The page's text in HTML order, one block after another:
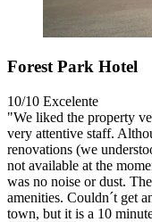
Forest Park Hotel
10/10 Excelente
"We liked the property
very attentive staff.
renovations (we
not available at the
was no noise or dust.
amenities. Couldn´t get
town, but it is a 10